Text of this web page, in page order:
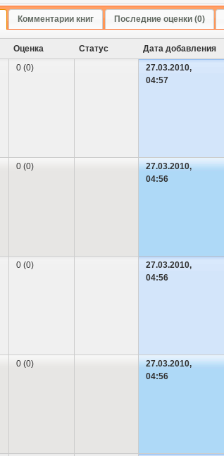
Комментарии книг Последние оценки (0)
Оценка Cтатус Дата добавления
0 (0)
27.03.2010,
04:57
0 (0)
27.03.2010,
04:56
0 (0)
27.03.2010,
04:56
0 (0)
27.03.2010,
04:56